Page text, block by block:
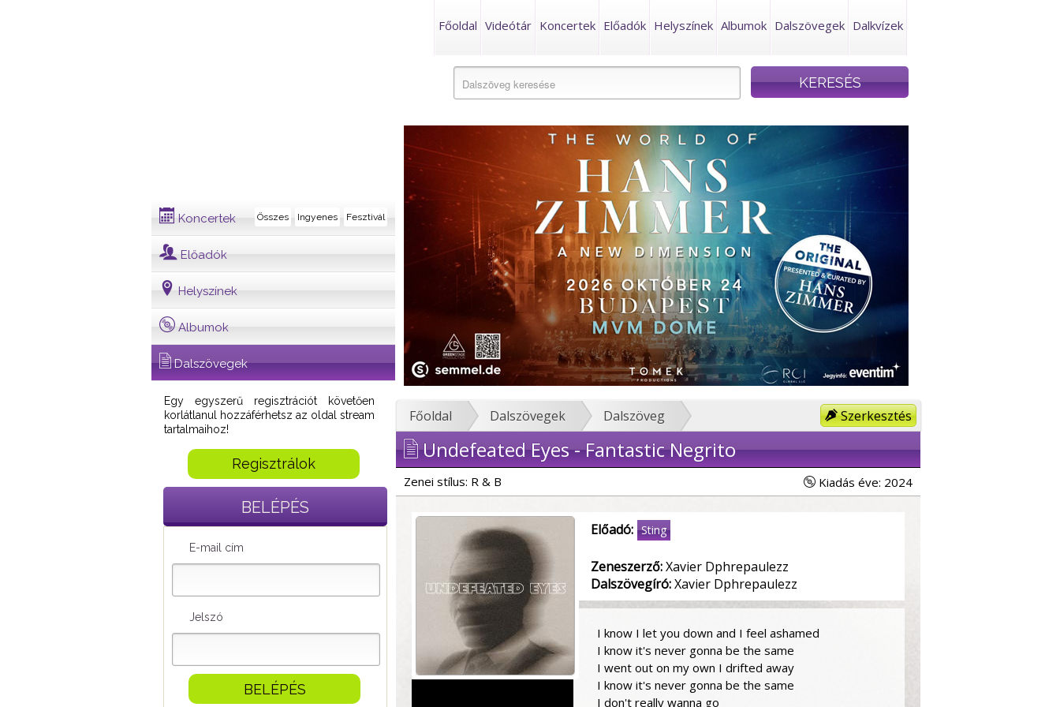
Főoldal Videótár Koncertek Előadók Helyszínek Albumok Dalszövegek Dalkvízek
Koncertek Fesztivál
Ingyenes
Összes
Előadók
Helyszínek
Albumok
Dalszövegek
Egy egyszerű regisztrációt követően
korlátlanul hozzáférhetsz az oldal stream
tartalmaihoz!
Regisztrálok
BELÉPÉS
E-mail cím
Jelszó
Szerkesztés
Főoldal Dalszövegek Dalszöveg
Undefeated Eyes - Fantastic Negrito
Zenei stílus: R & B Kiadás éve: 2024
Előadó: Sting
Zeneszerző:Xavier Dphrepaulezz
Dalszövegíró:Xavier Dphrepaulezz
I know I let you down and I feel ashamed
I know it's never gonna be the same
I went out on my own I drifted away
I know it's never gonna be the same
I don't really wanna go